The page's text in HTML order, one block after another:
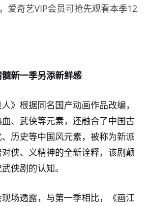
爱奇艺VIP会员可抢先观看本季12
新一季另添新鲜感
》根据同名国产动画作品改编，
、武侠等元素，还融合了中国古
历史等中国风元素，被称为新派
侠、义精神的全新诠释，该剧颠
侠剧的认知。
场透露，与第一季相比，《画江